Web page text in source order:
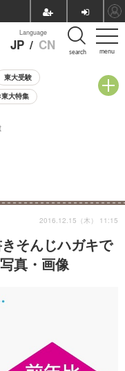
menu
Language
JP / CN search
東大受験
大特集
会
そんじハガキで
真・画像
2016.12.15（木） 11:15